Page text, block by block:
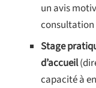
un avis
consultation
Stage
d’accueil
capacité à